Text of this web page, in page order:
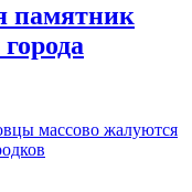
памятник